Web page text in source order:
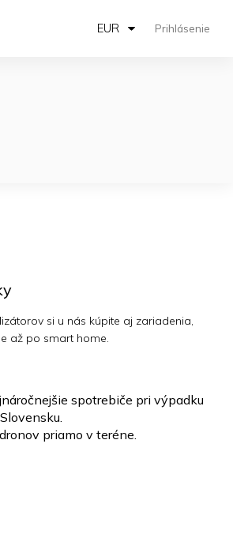
EUR Prihlásenie
si u nás kúpite aj zariadenia,
až po smart home.
spotrebiče pri výpadku
priamo v teréne.